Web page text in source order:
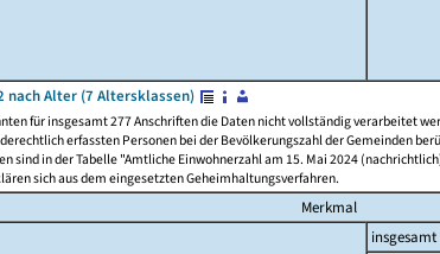
nach Alter (7 Altersklassen)
für insgesamt 277 Anschriften die Daten nicht vollständig verarbeitet
erfassten Personen bei der Bevölkerungszahl der Gemeinden
sind in der Tabelle "Amtliche Einwohnerzahl am 15. Mai 2024
sich aus dem eingesetzten Geheimhaltungsverfahren.
Merkmal
insgesamt